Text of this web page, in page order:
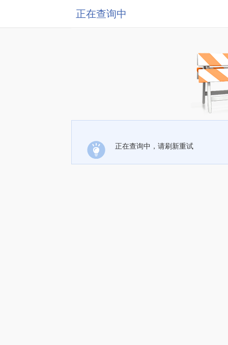
正在查询中
正在查询中，请刷新重试